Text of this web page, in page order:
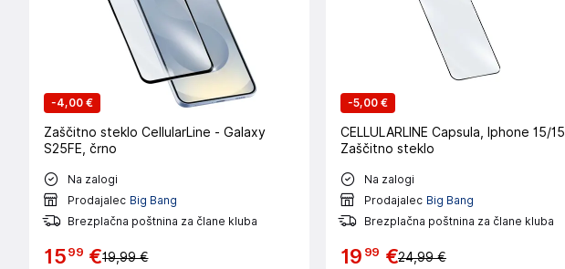
-4,00 €
Zaščitno steklo CellularLine - Galaxy
S25FE, črno
Na zalogi
Prodajalec Big Bang
Brezplačna poštnina za člane kluba
1599 €19,99 €
-5,00 €
CELLULARLINE Capsula, Iphone 15/15
Zaščitno steklo
Na zalogi
Prodajalec Big Bang
Brezplačna poštnina za člane kluba
19 99 €24,99 €